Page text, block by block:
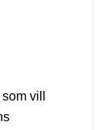
vill